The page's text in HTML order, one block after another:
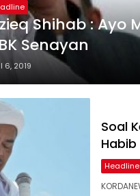
Shihab :
Senayan
6, 2019
Soal
Habib
Headline